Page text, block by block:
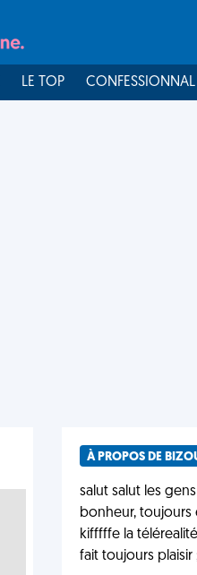
LE TOP CONFESSIONNAL
À PROPOS DE
salut salut les
bonheur, toujours
kifffffe la
fait toujours plaisir